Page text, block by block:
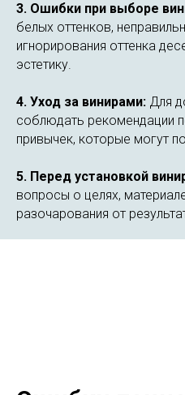
3. Ошибки при выборе
белых оттенков,
игнорирования оттенка
эстетику.
4. Уход за винирами: Для
соблюдать рекомендации
привычек, которые могут
5. Перед установкой
вопросы о целях,
разочарования от